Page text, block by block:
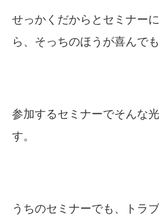
せっかくだからとセミナー
ら、そっちのほうが喜んでも
参加するセミナーでそんな
す。
うちのセミナーでも、トラ